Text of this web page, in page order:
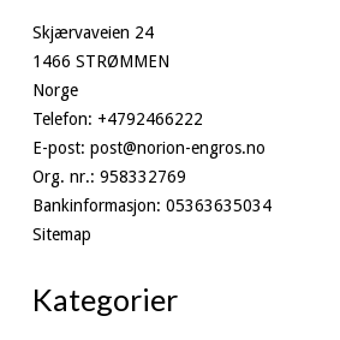
Skjærvaveien 24
1466 STRØMMEN
Norge
Telefon: +4792466222
E-post: post@norion-engros.no
Org. nr.: 958332769
Bankinformasjon: 05363635034
Sitemap
Kategorier